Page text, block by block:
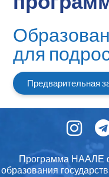
для
Предварительная
Выберите страну,
Укажите ваши
Укажите телефон
КАК ЕЩЕ С ВАМИ
Вы можете
Программа НААЛЕ
образования